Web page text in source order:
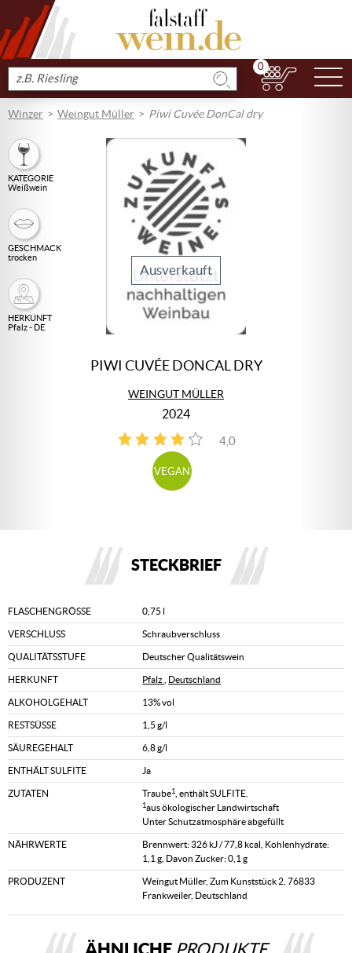
Produkt
suchen
0
Winzer Weingut Müller Piwi Cuvée DonCal dry
KATEGORIE
Weißwein
GESCHMACK
trocken
HERKUNFT
Pfalz - DE
Ausverkauft
PIWI CUVÉE DONCAL DRY
WEINGUT MÜLLER
2024
4,0
3
VEGAN
STECKBRIEF
FLASCHENGRÖSSE 0,75 l
VERSCHLUSS Schraubverschluss
QUALITÄTSSTUFE Deutscher Qualitätswein
HERKUNFT Pfalz Deutschland
ALKOHOLGEHALT 13% vol
RESTSÜSSE 1,5 g/l
SÄUREGEHALT 6,8 g/l
ENTHÄLT SULFITE Ja
ZUTATEN Traube1 , enthält SULFITE.
1 aus ökologischer Landwirtschaft
Unter Schutzatmosphäre abgefüllt
NÄHRWERTE
Brennwert: 326 kJ / 77,8 kcal, Kohlenhydrate:
1,1 g, Davon Zucker: 0,1 g
PRODUZENT
Weingut Müller, Zum Kunststück 2, 76833
Frankweiler, Deutschland
ÄHNLICHE PRODUKTE